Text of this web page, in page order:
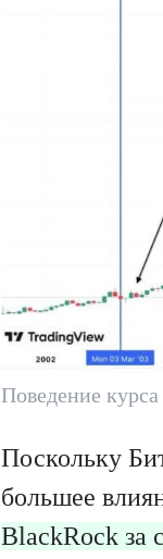
Поведение
Поскольку
большее
BlackRock за